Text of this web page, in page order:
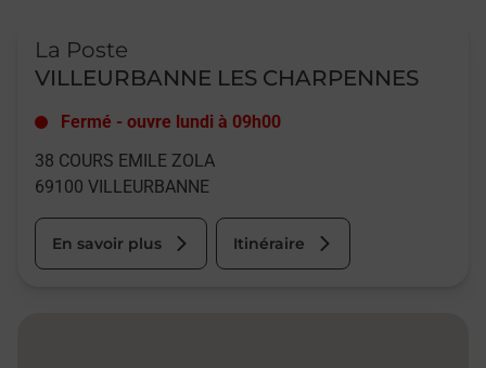
La Poste
VILLEURBANNE LES CHARPENNES
Fermé - ouvre lundi à 09h00
38 COURS EMILE ZOLA
69100 VILLEURBANNE
En savoir plus Itinéraire